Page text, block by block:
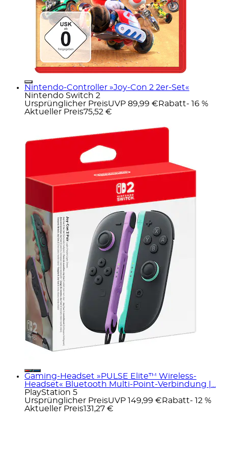
Nintendo-Controller »Joy-Con 2 2er-Set«
Nintendo Switch 2
Ursprünglicher PreisUVP 89,99 € Rabatt- 16 %
Aktueller Preis75,52 €
Gaming-Headset »PULSE Elite™ Wireless-
Headset« Bluetooth Multi-Point-Verbindung |...
PlayStation 5
Ursprünglicher PreisUVP 149,99 € Rabatt- 12 %
Aktueller Preis131,27 €